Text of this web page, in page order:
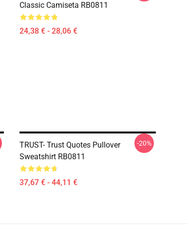
Classic Camiseta RB0811
24,38 € - 28,06 €
TRUST- Trust Quotes Pullover
Sweatshirt RB0811
37,67 € - 44,11 €
-20%